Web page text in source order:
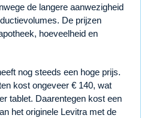
de langere aanwezigheid
De prijzen
hoeveelheid en
nog steeds een hoge prijs.
kost ongeveer € 140, wat
tablet. Daarentegen kost een
het originele Levitra met de